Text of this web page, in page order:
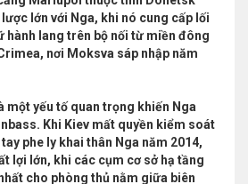
lớn với Nga, khi nó cung cấp lối
hành lang trên bộ nối từ miền đông
nơi Moksva sáp nhập năm
một yếu tố quan trọng khiến Nga
Khi Kiev mất quyền kiểm soát
phe ly khai thân Nga năm 2014,
lợi lớn, khi các cụm cơ sở hạ tầng
cho phòng thủ nằm giữa biên